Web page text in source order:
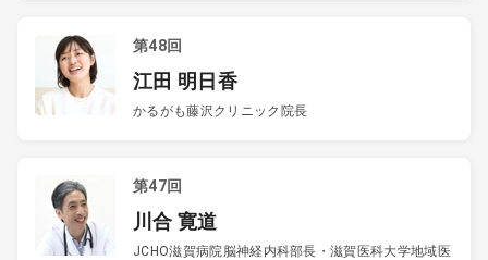
第48回
江田 明日香
かるがも藤沢クリニック院長
第47回
川合 寛道
JCHO滋賀病院脳神経内科部長・滋賀医科大学地域医